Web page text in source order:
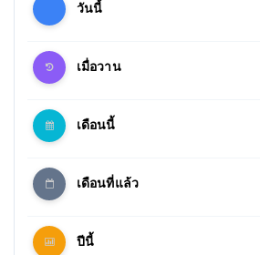
วันนี้
เมื่อวาน
เดือนนี้
เดือนที่แล้ว
ปีนี้